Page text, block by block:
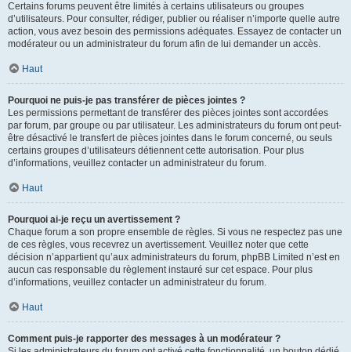
Certains forums peuvent être limités à certains utilisateurs ou groupes
d’utilisateurs. Pour consulter, rédiger, publier ou réaliser n’importe quelle autre
action, vous avez besoin des permissions adéquates. Essayez de contacter un
modérateur ou un administrateur du forum afin de lui demander un accès.
Haut
Pourquoi ne puis-je pas transférer de pièces jointes ?
Les permissions permettant de transférer des pièces jointes sont accordées
par forum, par groupe ou par utilisateur. Les administrateurs du forum ont peut-
être désactivé le transfert de pièces jointes dans le forum concerné, ou seuls
certains groupes d’utilisateurs détiennent cette autorisation. Pour plus
d’informations, veuillez contacter un administrateur du forum.
Haut
Pourquoi ai-je reçu un avertissement ?
Chaque forum a son propre ensemble de règles. Si vous ne respectez pas une
de ces règles, vous recevrez un avertissement. Veuillez noter que cette
décision n’appartient qu’aux administrateurs du forum, phpBB Limited n’est en
aucun cas responsable du règlement instauré sur cet espace. Pour plus
d’informations, veuillez contacter un administrateur du forum.
Haut
Comment puis-je rapporter des messages à un modérateur ?